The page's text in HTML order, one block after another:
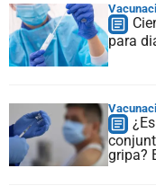
para
gripa?